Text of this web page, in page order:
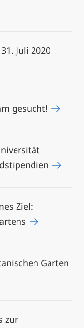
Juli 2020
gesucht!
Ziel:
Garten
zur